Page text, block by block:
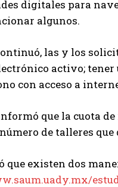
digitales para
algunos.
las y los
activo;
con acceso a
que la cuota
de talleres
que existen dos